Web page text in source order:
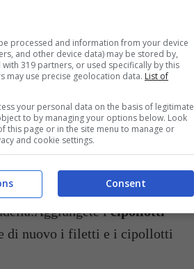
fetta con spago da cucina.
altri.
d’olio. Aggiungete i
i lati a fuoco medio per
icipollotti
di nuovo i filetti e i cipollotti
processed and information from your device
and other device data) may be stored by,
319 partners, or used specifically by this
may use precise geolocation data. List of
your personal data on the basis of legitimate
to by managing your options below. Look
this page or in the site menu to manage or
and cookie settings.
Consent